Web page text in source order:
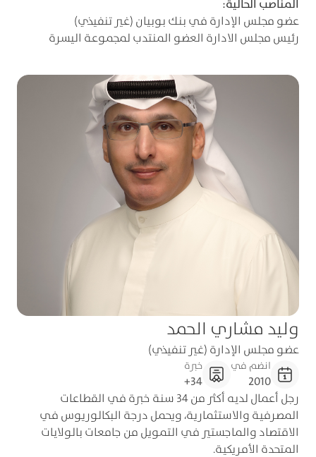
المناصب الحالية:
عضو مجلس الإدارة في بنك بوبيان (غير تنفيذي)
رئيس مجلس الادارة العضو المنتدب لمجموعة اليسرة
وليد مشاري الحمد
عضو مجلس الإدارة (غير تنفيذي)
انضم في
2010
خبرة
34+
رجل أعمال لديه أكثر من 34 سنة خبرة في القطاعات
المصرفية والاستثمارية، ويحمل درجة البكالوريوس في
الاقتصاد والماجستير في التمويل من جامعات بالولايات
المتحدة الأمريكية.